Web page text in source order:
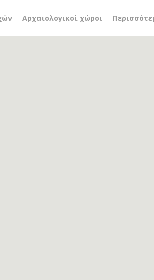
Αρχαιολογικοί χώροι